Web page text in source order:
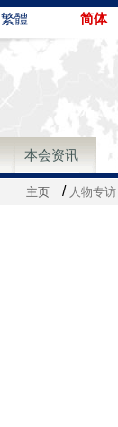
繁體 简体
本会资讯
主页 / 人物专访